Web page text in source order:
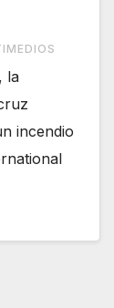
la
incendio